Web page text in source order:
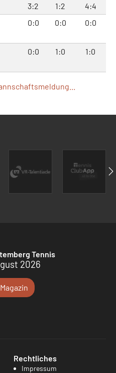
3:2 1:2
4:4
0:0 0:0 0:0
0:0 1:0 1:0
Tennis
2026
Rechtliches
Impressum